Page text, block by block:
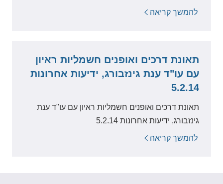
להמשך קריאה
תאונת דרכים ואופנים חשמליות ראיון
עם עו"ד ענת גינזבורג, ידיעות אחרונות
5.2.14
תאונת דרכים ואופנים חשמליות ראיון עם עו"ד ענת
גינזבורג, ידיעות אחרונות 5.2.14
להמשך קריאה